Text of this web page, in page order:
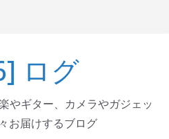
ログ
やギター、カメラやガジェッ
お届けするブログ